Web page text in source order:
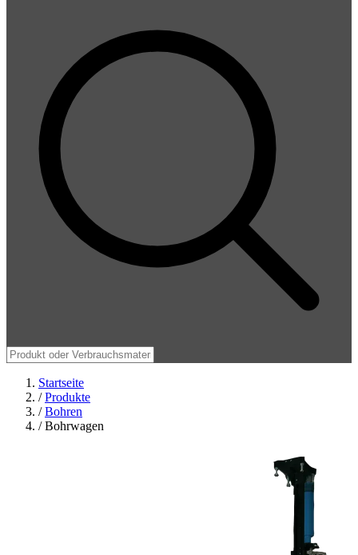
Startseite
/ Produkte
/ Bohren
/ Bohrwagen